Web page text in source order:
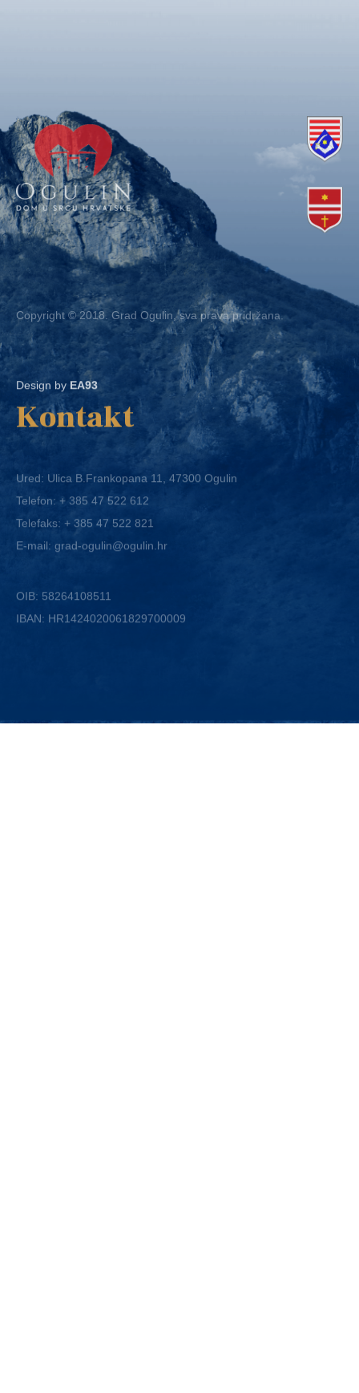
Copyright © 2018. Grad Ogulin, sva prava pridržana.
Design by EA93
Kontakt
Ured: Ulica B.Frankopana 11, 47300 Ogulin
Telefon:+ 385 47 522 612
Telefaks:+ 385 47 522 821
E-mail:grad-ogulin@ogulin.hr
IBAN: HR1424020061829700009